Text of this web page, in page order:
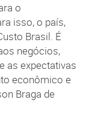
o
isso, o país,
Brasil. É
negócios,
as expectativas
econômico e
Braga de